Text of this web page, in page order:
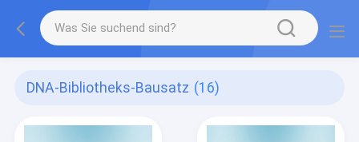
DNA-Bibliotheks-Bausatz (16)